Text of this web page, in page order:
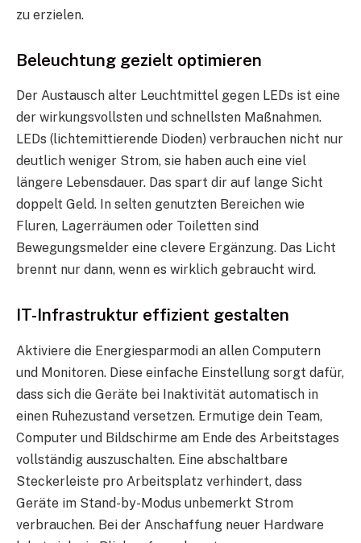
zu erzielen.
Beleuchtung gezielt optimieren
Der Austausch alter Leuchtmittel gegen LEDs ist eine
der wirkungsvollsten und schnellsten Maßnahmen.
LEDs (lichtemittierende Dioden) verbrauchen nicht nur
deutlich weniger Strom, sie haben auch eine viel
längere Lebensdauer. Das spart dir auf lange Sicht
doppelt Geld. In selten genutzten Bereichen wie
Fluren, Lagerräumen oder Toiletten sind
Bewegungsmelder eine clevere Ergänzung. Das Licht
brennt nur dann, wenn es wirklich gebraucht wird.
IT-Infrastruktur effizient gestalten
Aktiviere die Energiesparmodi an allen Computern
und Monitoren. Diese einfache Einstellung sorgt dafür,
dass sich die Geräte bei Inaktivität automatisch in
einen Ruhezustand versetzen. Ermutige dein Team,
Computer und Bildschirme am Ende des Arbeitstages
vollständig auszuschalten. Eine abschaltbare
Steckerleiste pro Arbeitsplatz verhindert, dass
Geräte im Stand-by-Modus unbemerkt Strom
verbrauchen. Bei der Anschaffung neuer Hardware